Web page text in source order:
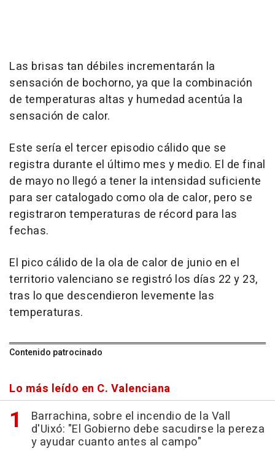
Las brisas tan débiles incrementarán la
sensación de bochorno, ya que la combinación
de temperaturas altas y humedad acentúa la
sensación de calor.
Este sería el tercer episodio cálido que se
registra durante el último mes y medio. El de final
de mayo no llegó a tener la intensidad suficiente
para ser catalogado como ola de calor, pero se
registraron temperaturas de récord para las
fechas.
El pico cálido de la ola de calor de junio en el
territorio valenciano se registró los días 22 y 23,
tras lo que descendieron levemente las
temperaturas.
Contenido patrocinado
Lo más leído en C. Valenciana
Barrachina, sobre el incendio de la Vall
d'Uixó: "El Gobierno debe sacudirse la pereza
y ayudar cuanto antes al campo"